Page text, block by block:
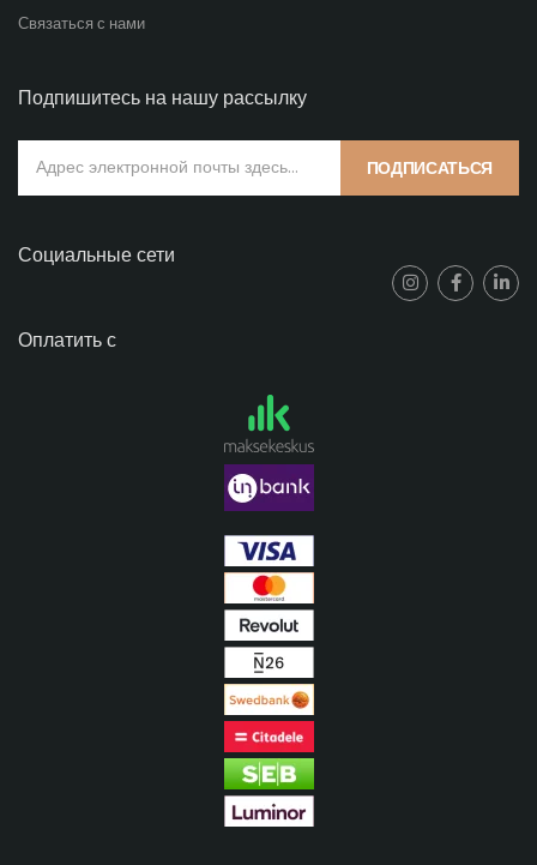
Связаться с нами
Подпишитесь на нашу рассылку
ПОДПИСАТЬСЯ
Социальные сети
Оплатить с